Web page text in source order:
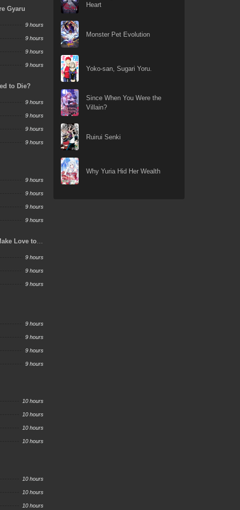
Gyaru
9 hours
9 hours
9 hours
9 hours
to Die?
9 hours
9 hours
9 hours
9 hours
9 hours
9 hours
9 hours
9 hours
Love to
9 hours
9 hours
9 hours
9 hours
9 hours
9 hours
9 hours
10 hours
10 hours
10 hours
10 hours
10 hours
10 hours
10 hours
Heart
Monster Pet Evolution
Yoko-san, Sugari Yoru.
Since When You Were the
Villain?
Ruirui Senki
Why Yuria Hid Her Wealth